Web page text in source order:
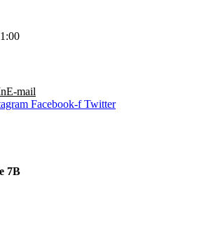
E-mail
Facebook-f Twitter
7B